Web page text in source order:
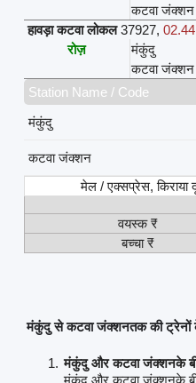
कटवा जंक्शन
हावड़ा कटवा लोकल 37927,
रोज़
मंकुंदु
कटवा जंक्शन
Station Name / Code
मंकुंदु
कटवा जंक्शन
मेल / एक्सप्रेस, किराया
वयस्क ₹
बच्चा ₹
मंकुंदु से कटवा जंक्शनतक की ट्रेनों
मंकुंदु और कटवा जंक्शनके
मंकुंदु और कटवा जंक्शनके